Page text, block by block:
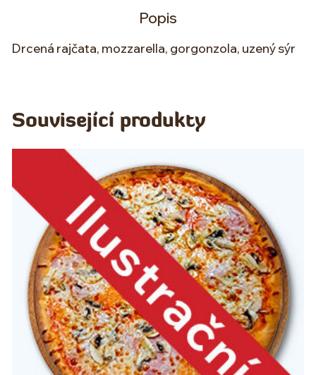
Popis
Drcená rajčata, mozzarella, gorgonzola, uzený sýr
Související produkty